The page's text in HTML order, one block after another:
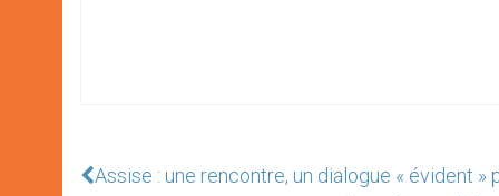
Assise : une rencontre, un dialogue « évident »